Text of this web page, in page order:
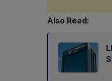
Also Read: